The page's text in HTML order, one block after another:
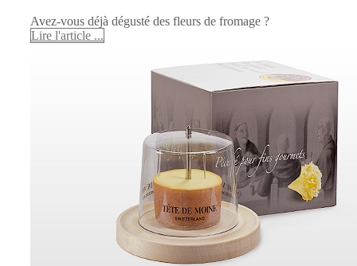
Avez-vous déjà dégusté des fleurs de fromage ?
Lire l'article ...